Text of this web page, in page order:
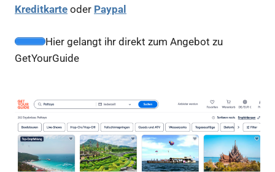
Kreditkarte oder Paypal
Hier gelangt ihr direkt zum Angebot zu
GetYourGuide